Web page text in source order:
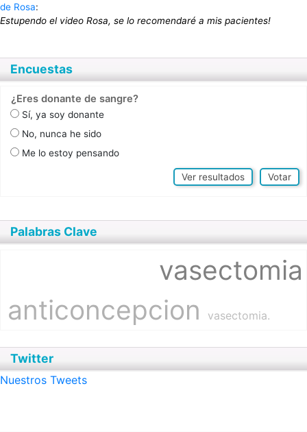
de Rosa:
Estupendo el video Rosa, se lo recomendaré a mis pacientes!
Encuestas
¿Eres donante de sangre?
Sí, ya soy donante
No, nunca he sido
Me lo estoy pensando
Votar
Ver resultados
Palabras Clave
vasectomia
anticoncepcion
vasectomia.
Twitter
Nuestros Tweets